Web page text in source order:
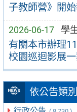
子教師營》開
2026-06-17 學
有關本市辦理
校園巡迴影展
依公告類